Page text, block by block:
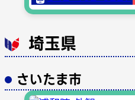
埼玉県
さいたま市